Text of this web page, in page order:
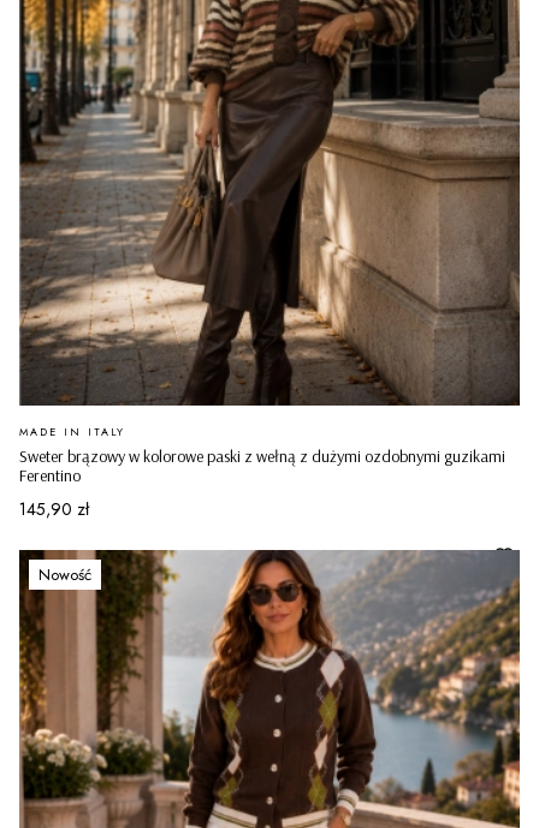
Sweter brązowy w kolorowe paski z wełną z dużymi ozdobnymi guzikami
Ferentino
PRODUCENT
MADE IN ITALY
Cena
145,90 zł
Nowość